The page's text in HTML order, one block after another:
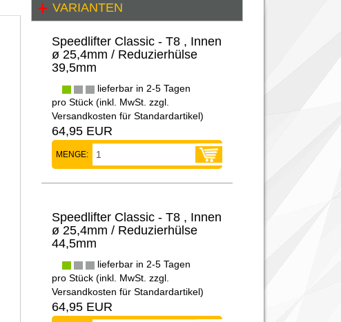
VARIANTEN
Speedlifter Classic - T8 , Innen
ø 25,4mm / Reduzierhülse
39,5mm
lieferbar in 2-5 Tagen
pro Stück (inkl. MwSt. zzgl.
Versandkosten für Standardartikel)
64,95 EUR
MENGE:
Speedlifter Classic - T8 , Innen
ø 25,4mm / Reduzierhülse
44,5mm
lieferbar in 2-5 Tagen
pro Stück (inkl. MwSt. zzgl.
Versandkosten für Standardartikel)
64,95 EUR